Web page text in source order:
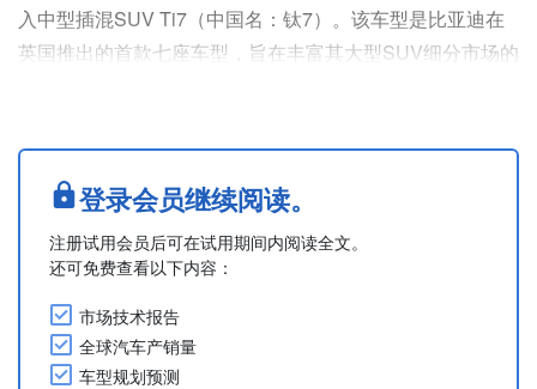
入中型插混SUV Ti7（中国名：钛7）。该车型是比亚迪在
英国推出的首款七座车型，旨在丰富其大型SUV细分市场的
1,865mm。
该车型搭载比亚迪DM-p插混系统，由1.5L涡轮增压汽油发
动机与双电机配合实现四轮驱动。0-62mph加速时间为4.8
秒，纯电续航里程....
登录会员继续阅读。
注册试用会员后可在试用期间内阅读全文。
还可免费查看以下内容：
市场技术报告
全球汽车产销量
车型规划预测